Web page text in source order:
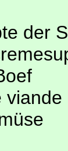
der
viande